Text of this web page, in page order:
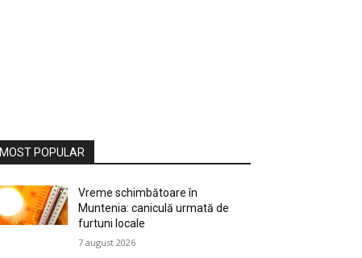
MOST POPULAR
Vreme schimbătoare în
Muntenia: caniculă urmată de
furtuni locale
7 august 2026